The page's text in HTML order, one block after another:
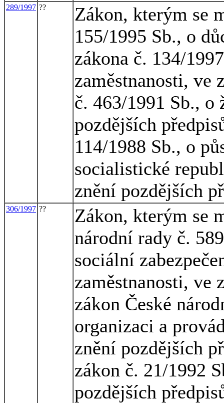
289/1997 ??
Zákon, kterým se
155/1995 Sb., o
zákona č. 134/
zaměstnanosti, ve
č. 463/1991 Sb.,
pozdějších
114/1988 Sb., o
socialistické
znění pozdějších
306/1997 ??
Zákon, kterým se
národní rady č.
sociální
zaměstnanosti, ve
zákon České
organizaci a
znění pozdějších
zákon č. 21/1992
pozdějších